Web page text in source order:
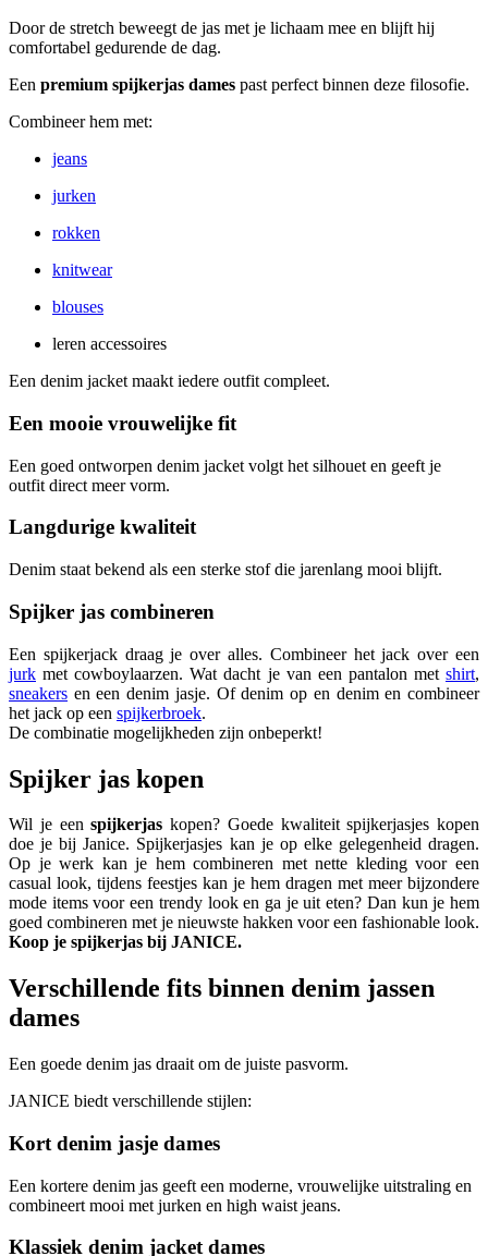
Door de stretch beweegt de jas met je lichaam mee en blijft hij
comfortabel gedurende de dag.
Een premium spijkerjas dames past perfect binnen deze filosofie.
Combineer hem met:
jeans
jurken
rokken
knitwear
blouses
leren accessoires
Een denim jacket maakt iedere outfit compleet.
Een mooie vrouwelijke fit
Een goed ontworpen denim jacket volgt het silhouet en geeft je
outfit direct meer vorm.
Langdurige kwaliteit
Denim staat bekend als een sterke stof die jarenlang mooi blijft.
Spijker jas combineren
Een spijkerjack draag je over alles. Combineer het jack over een
jurk met cowboylaarzen. Wat dacht je van een pantalon met shirt,
sneakers en een denim jasje. Of denim op en denim en combineer
het jack op een spijkerbroek.
De combinatie mogelijkheden zijn onbeperkt!
Spijker jas kopen
Wil je eenspijkerjas kopen? Goede kwaliteit spijkerjasjes kopen
doe je bij Janice. Spijkerjasjes kan je op elke gelegenheid dragen.
Op je werk kan je hem combineren met nette kleding voor een
casual look, tijdens feestjes kan je hem dragen met meer bijzondere
mode items voor een trendy look en ga je uit eten? Dan kun je hem
goed combineren met je nieuwste hakken voor een fashionable look.
Koop je spijkerjas bij JANICE.
Verschillende fits binnen denim jassen
dames
Een goede denim jas draait om de juiste pasvorm.
JANICE biedt verschillende stijlen:
Kort denim jasje dames
Een kortere denim jas geeft een moderne, vrouwelijke uitstraling en
combineert mooi met jurken en high waist jeans.
Klassiek denim jacket dames